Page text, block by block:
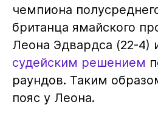
чемпиона
британца ямайского
Леона Эдвардса (22-4)
судейским решением
раундов. Таким
пояс у Леона.